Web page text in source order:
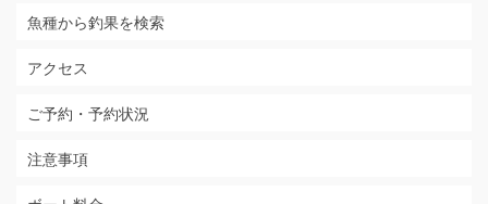
魚種から釣果を検索
アクセス
ご予約・予約状況
注意事項